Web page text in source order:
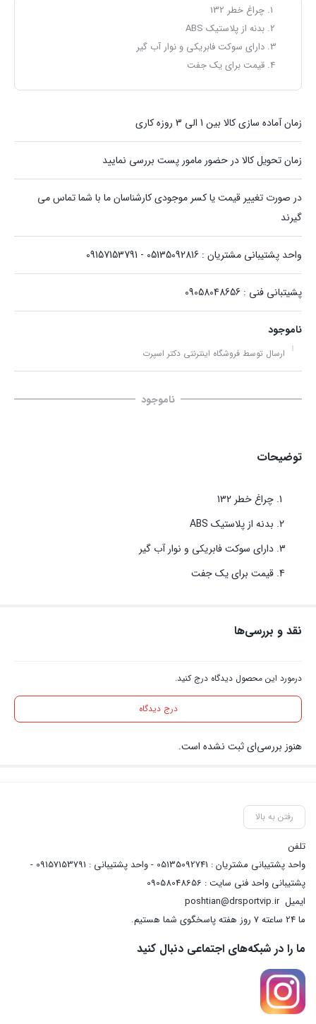
چراغ خطر 132
بدنه از پلاستیک ABS
دارای سوکت فابریکی و نوار آب گیر
قیمت برای یک جفت
زمان آماده سازی کالا بین 1 الی 3 روزه کاری
زمان تحویل کالا در حضور مامور پست بررسی نمایید
در صورت تغییر قیمت یا کسر موجودی کارشناسان ما با شما تماس می
گیرند
واحد پشتیبانی مشتریان : 05135092816 - 09157153791
پشیتبانی فنی : 09058048656
ناموجود
ارسال توسط فروشگاه اینترنتی دکتر اسپرت
ناموجود
توضیحات
چراغ خطر 132
بدنه از پلاستیک ABS
دارای سوکت فابریکی و نوار آب گیر
قیمت برای یک جفت
نقد و بررسی‌ها
درمورد این محصول دیدگاه درج کنید.
درج دیدگاه
هنوز بررسی‌ای ثبت نشده است.
رفتن به بالا
تلفن
واحد پشتیبانی مشتریان : 05135092741 - واحد پشتیبانی : 09157153791 -
پشتیبانی واحد فنی سایت : 09058048656
ایمیلposhtian@drsportvip.ir
ما 24 ساعته 7 روز هفته پاسخگوی شما هستیم.
ما را در شبکه‌های اجتماعی دنبال کنید